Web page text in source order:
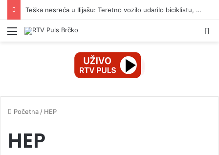
Teška nesreća u Ilijašu: Teretno vozilo udarilo biciklistu, 75-godišnjak zadržan u bolnici
Izbornik
Početna / HEP
HEP